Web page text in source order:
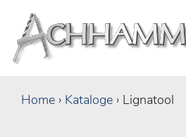
Home › Kataloge › Lignatool